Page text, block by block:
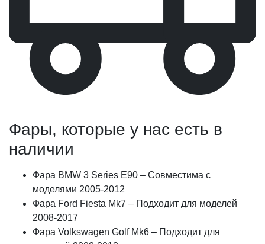
Фары, которые у нас есть в
наличии
Фара BMW 3 Series E90 – Совместима с
моделями 2005-2012
Фара Ford Fiesta Mk7 – Подходит для моделей
2008-2017
Фара Volkswagen Golf Mk6 – Подходит для